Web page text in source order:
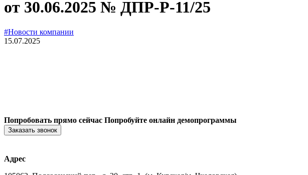
от 30.06.2025 № ДПР-⁠Р-11/25
#Новости компании
15.07.2025
Попробовать прямо сейчас Попробуйте онлайн демопрограммы
Заказать звонок
Адрес